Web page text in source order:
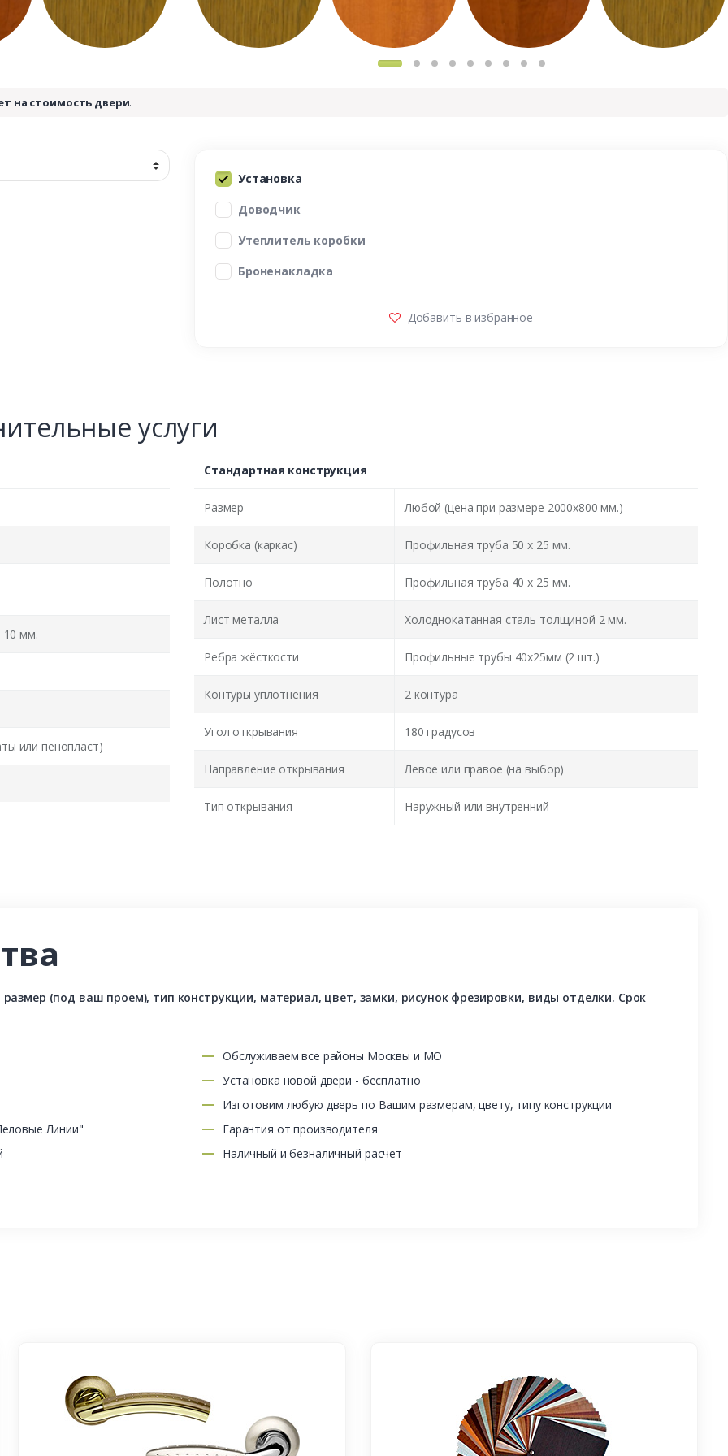
на стоимость двери.
Установка
Доводчик
Утеплитель коробки
Броненакладка
Добавить в избранное
услуги
10 мм.
или пенопласт)
Стандартная конструкция
Размер Любой (цена при размере 2000x800 мм.)
Коробка (каркас) Профильная труба 50 х 25 мм.
Полотно Профильная труба 40 х 25 мм.
Лист металла Холоднокатанная сталь толщиной 2 мм.
Ребра жёсткости Профильные трубы 40х25мм (2 шт.)
Контуры уплотнения 2 контура
Угол открывания 180 градусов
Направление открывания Левое или правое (на выбор)
Тип открывания Наружный или внутренний
(под ваш проем), тип конструкции, материал, цвет, замки, рисунок фрезировки, виды отделки. Срок
Линии"
Обслуживаем все районы Москвы и МО
Установка новой двери - бесплатно
Изготовим любую дверь по Вашим размерам, цвету, типу конструкции
Гарантия от производителя
Наличный и безналичный расчет